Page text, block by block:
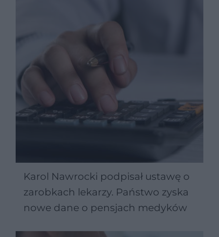
Karol Nawrocki podpisał ustawę o
zarobkach lekarzy. Państwo zyska
nowe dane o pensjach medyków